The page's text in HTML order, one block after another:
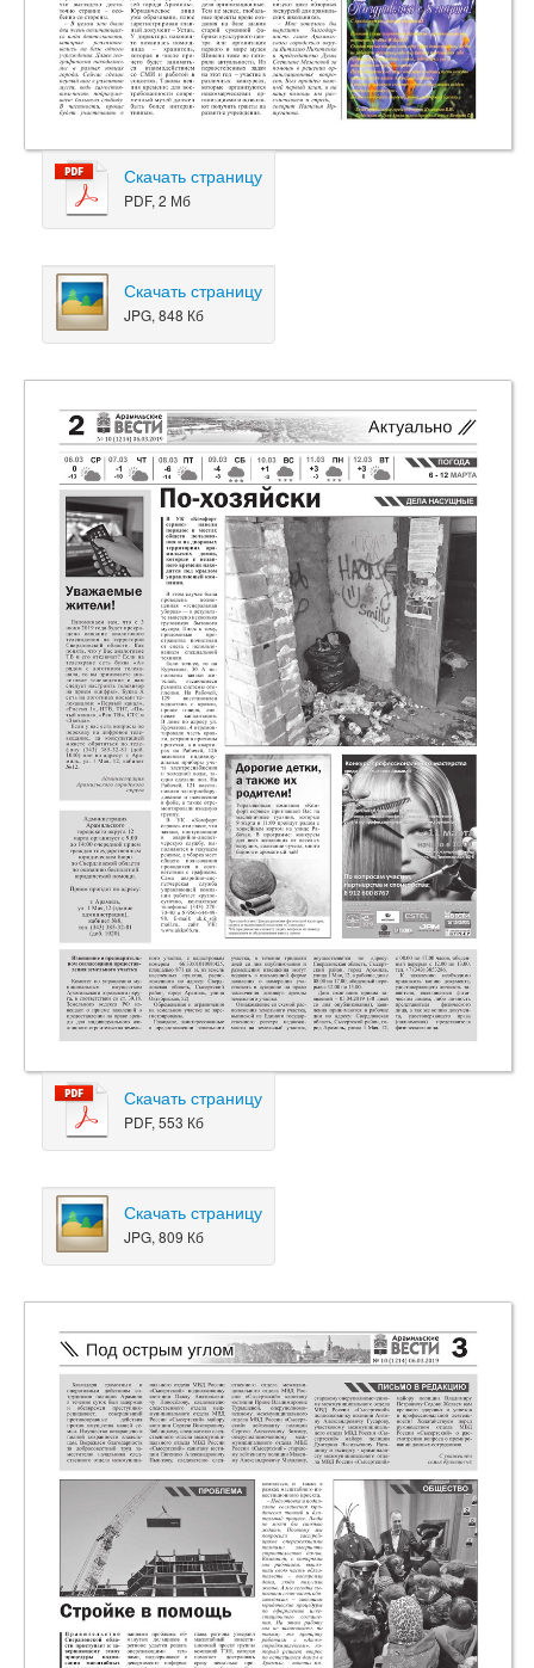
Скачать страницу
PDF, 2 Мб
Скачать страницу
JPG, 848 Кб
Скачать страницу
PDF, 553 Кб
Скачать страницу
JPG, 809 Кб